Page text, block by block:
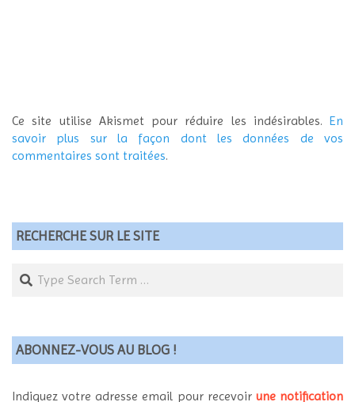
Ce site utilise Akismet pour réduire les indésirables. En
savoir plus sur la façon dont les données de vos
commentaires sont traitées.
RECHERCHE SUR LE SITE
Search
ABONNEZ-VOUS AU BLOG !
Indiquez votre adresse email pour recevoir une notification